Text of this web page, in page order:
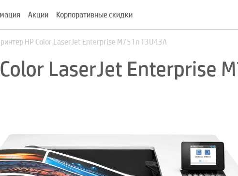
Акции Корпоративные скидки
HP Color LaserJet Enterprise M751n T3U43A
LaserJet Enterprise